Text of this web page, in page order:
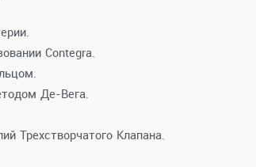
Contegra.
Де-Вега.
Трехстворчатого Клапана.